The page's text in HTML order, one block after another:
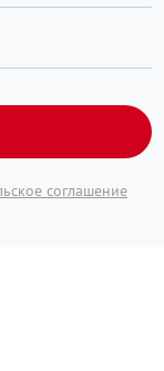
соглашение